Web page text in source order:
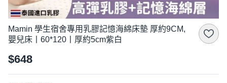
Mamin 學生宿舍專用乳膠記憶海綿床墊 厚約9CM,
嬰兒床丨60*120丨厚約5cm紫白
$648